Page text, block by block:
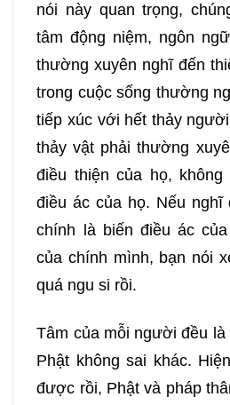
nói này quan trọng,
tâm động niệm, ngôn
thường xuyên nghĩ đến
trong cuộc sống thường
tiếp xúc với hết thảy
thảy vật phải thường
điều thiện của họ,
điều ác của họ. Nếu nghĩ
chính là biến điều ác
của chính mình, bạn nói
quá ngu si rồi.
Tâm của mỗi người đều
Phật không sai khác.
được rồi, Phật và pháp